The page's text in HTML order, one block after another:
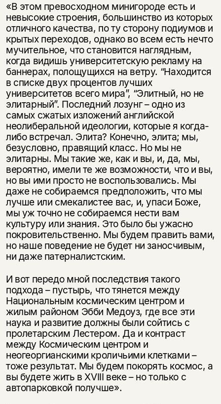
«В этом превосходном минигороде есть и
невысокие строения, большинство из которых
отличного качества, по ту сторону подиумов и
крытых переходов, однако во всем есть нечто
мучительное, что становится наглядным,
когда видишь университетскую рекламу на
баннерах, полощущихся на ветру. “Находится
в списке двух процентов лучших
университетов всего мира”, “Элитный, но не
элитарный”. Последний лозунг – одно из
самых сжатых изложений английской
неолиберальной идеологии, которые я когда-
либо встречал. Элита? Конечно, элита; мы,
безусловно, правящий класс. Но мы не
элитарны. Мы такие же, как и вы, и, да, мы,
вероятно, имели те же возможности, что и вы,
но вы ими просто не воспользовались. Мы
даже не собираемся предположить, что мы
лучше или смекалистее вас, и, упаси Боже,
мы уж точно не собираемся нести вам
культуру или знания. Это было бы ужасно
покровительственно. Мы будем править вами,
но наше поведение не будет ни заносчивым,
ни даже патерналистским.
И вот передо мной последствия такого
подхода – пустырь, что тянется между
Национальным космическим центром и
жилым районом Эбби Медоуз, где все эти
наука и развитие должны были сойтись с
пролетарским Лестером. Да и контраст
между Космическим центром и
неогеоргианскими кроличьими клетками –
тоже результат. Мы будем покорять космос, а
вы будете жить в XVIII веке – но только с
автопарковкой получше».